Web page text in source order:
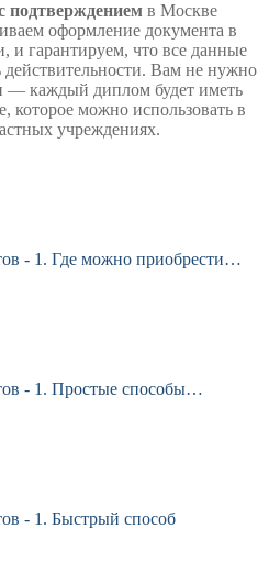
подтверждением в Москве
оформление документа в
и гарантируем, что все данные
действительности. Вам не нужно
— каждый диплом будет иметь
которое можно использовать в
учреждениях.
- 1. Где можно приобрести…
- 1. Простые способы…
- 1. Быстрый способ